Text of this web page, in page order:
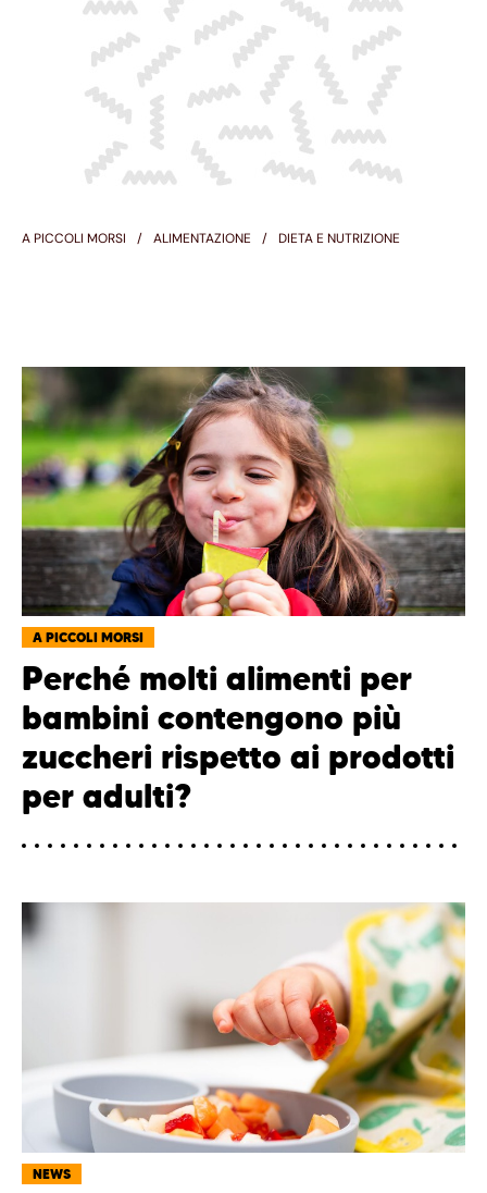
A PICCOLI MORSI ALIMENTAZIONE DIETA E NUTRIZIONE
A PICCOLI MORSI
Perché molti alimenti per
bambini contengono più
zuccheri rispetto ai prodotti
per adulti?
NEWS